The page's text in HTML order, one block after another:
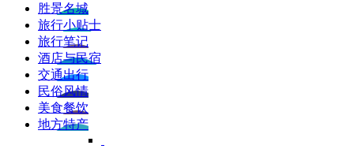
胜景名城
旅行小贴士
旅行笔记
酒店与民宿
交通出行
民俗风情
美食餐饮
地方特产